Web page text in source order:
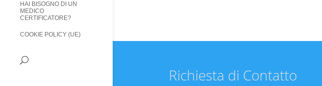
HAI BISOGNO DI UN
MEDICO
CERTIFICATORE?
COOKIE POLICY (UE)
Richiesta di Contatto